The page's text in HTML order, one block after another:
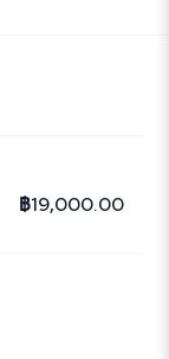
฿19,000.00